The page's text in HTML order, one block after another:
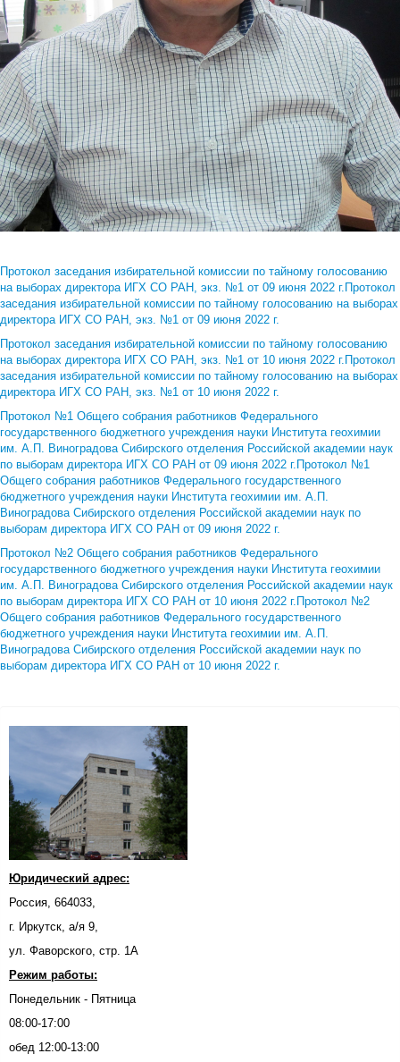
Протокол заседания избирательной комиссии по тайному голосованию
на выборах директора ИГХ СО РАН, экз. №1 от 09 июня 2022 г.Протокол
заседания избирательной комиссии по тайному голосованию на выборах
директора ИГХ СО РАН, экз. №1 от 09 июня 2022 г.
Протокол заседания избирательной комиссии по тайному голосованию
на выборах директора ИГХ СО РАН, экз. №1 от 10 июня 2022 г.Протокол
заседания избирательной комиссии по тайному голосованию на выборах
директора ИГХ СО РАН, экз. №1 от 10 июня 2022 г.
Протокол №1 Общего собрания работников Федерального
государственного бюджетного учреждения науки Института геохимии
им. А.П. Виноградова Сибирского отделения Российской академии наук
по выборам директора ИГХ СО РАН от 09 июня 2022 г.Протокол №1
Общего собрания работников Федерального государственного
бюджетного учреждения науки Института геохимии им. А.П.
Виноградова Сибирского отделения Российской академии наук по
выборам директора ИГХ СО РАН от 09 июня 2022 г.
Протокол №2 Общего собрания работников Федерального
государственного бюджетного учреждения науки Института геохимии
им. А.П. Виноградова Сибирского отделения Российской академии наук
по выборам директора ИГХ СО РАН от 10 июня 2022 г.Протокол №2
Общего собрания работников Федерального государственного
бюджетного учреждения науки Института геохимии им. А.П.
Виноградова Сибирского отделения Российской академии наук по
выборам директора ИГХ СО РАН от 10 июня 2022 г.
Юридический адрес:
Россия, 664033,
г. Иркутск, а/я 9,
ул. Фаворского, стр. 1А
Режим работы:
Понедельник - Пятница
08:00-17:00
обед 12:00-13:00